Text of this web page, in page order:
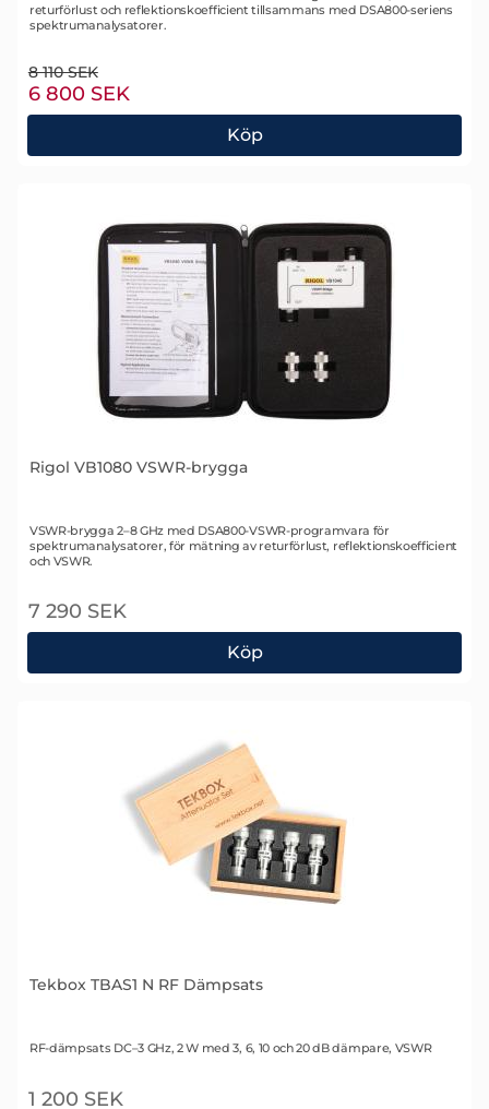
returförlust och reflektionskoefficient tillsammans med DSA800-seriens
spektrumanalysatorer.
tidigare pris
8 110 SEK
rea pris
6 800 SEK
Köp
Rigol VB1040 VSWR-brygga
Rigol VB1080 VSWR-brygga
Art. nr 1723
VSWR-brygga 2–8 GHz med DSA800-VSWR-programvara för
spektrumanalysatorer, för mätning av returförlust, reflektionskoefficient
och VSWR.
7 290 SEK
Köp
Rigol VB1080 VSWR-brygga
Tekbox TBAS1 N RF Dämpsats
Art. nr 2070
RF-dämpsats DC–3 GHz, 2 W med 3, 6, 10 och 20 dB dämpare, VSWR
1 200 SEK